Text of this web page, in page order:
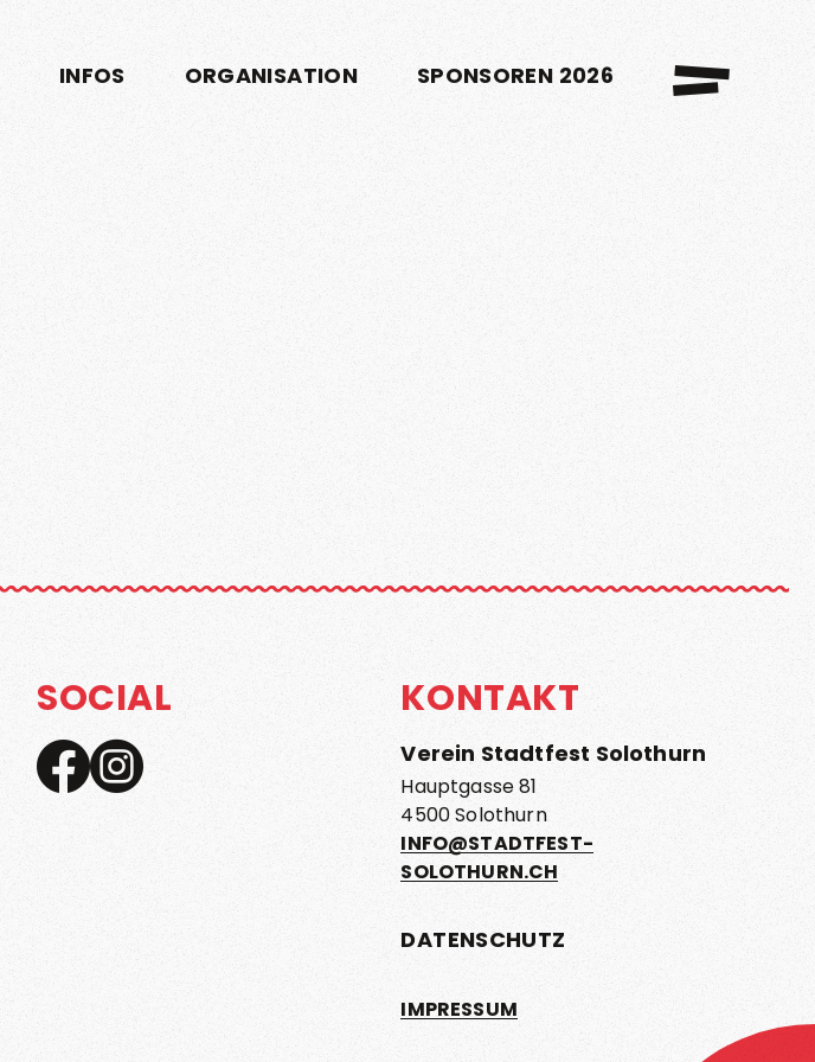
INFOS ORGANISATION SPONSOREN 2026
SOCIAL KONTAKT
Verein Stadtfest Solothurn
Hauptgasse 81
4500 Solothurn
INFO@STADTFEST-
SOLOTHURN.CH
DATENSCHUTZ
IMPRESSUM